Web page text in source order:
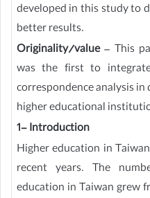
developed in this study to
better results.
Originality/value– This
was the first to
correspondence analysis
higher educational
1- Introduction
Higher education in
recent years. The
education in Taiwan grew